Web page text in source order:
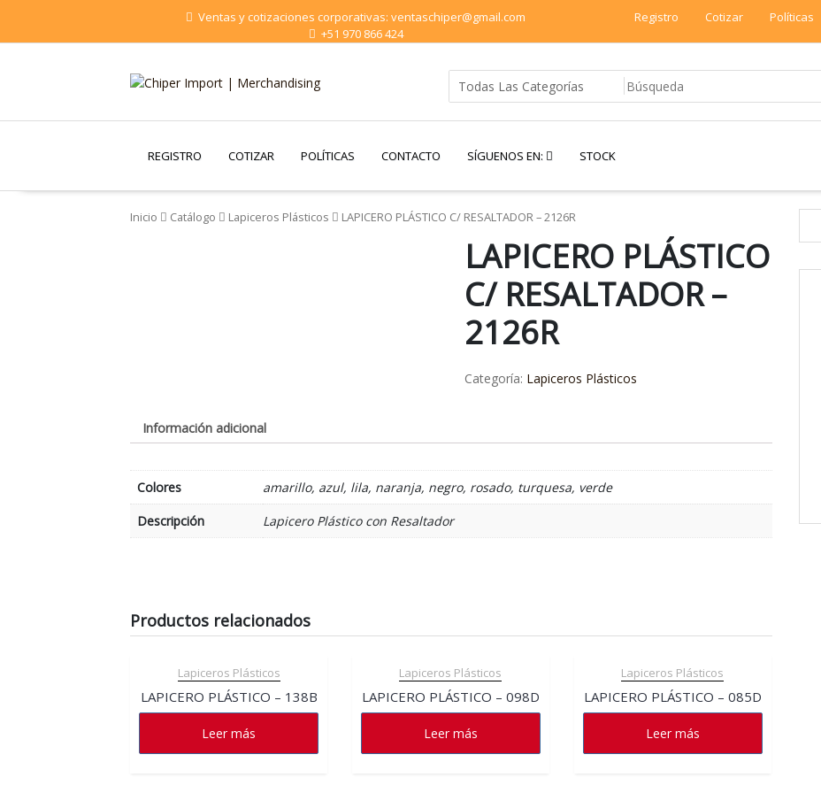
contenido
Ventas y cotizaciones corporativas: ventaschiper@gmail.com
+51 970 866 424
Registro Cotizar Políticas
Merchandising
REGISTRO COTIZAR POLÍTICAS CONTACTO SÍGUENOS EN: STOCK
Inicio Catálogo Lapiceros Plásticos LAPICERO PLÁSTICO C/ RESALTADOR – 2126R
LAPICERO PLÁSTICO
C/ RESALTADOR –
2126R
Categoría: Lapiceros Plásticos
Información adicional
Colores
amarillo, azul, lila, naranja, negro, rosado, turquesa, verde
Descripción
Lapicero Plástico con Resaltador
Productos relacionados
Lapiceros Plásticos
LAPICERO PLÁSTICO – 138B
Leer más
Lapiceros Plásticos
LAPICERO PLÁSTICO – 098D
Leer más
Lapiceros Plásticos
LAPICERO PLÁSTICO – 085D
Leer más